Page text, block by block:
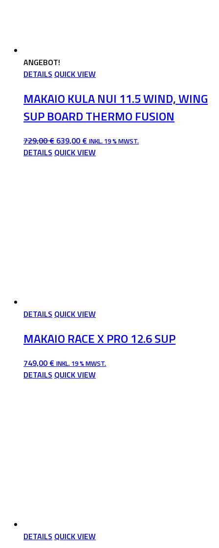
ANGEBOT!
DETAILS QUICK VIEW
MAKAIO KULA NUI 11.5 WIND, WING
SUP BOARD THERMO FUSION
729,00€ URSPRÜNGLICHER
PREIS
639,00 € AKTUELLER
PREIS
INKL. 19 % MWST.
DETAILS QUICK VIEW
DETAILS QUICK VIEW
MAKAIO RACE X PRO 12.6 SUP
749,00 € INKL. 19 % MWST.
DETAILS QUICK VIEW
DETAILS QUICK VIEW